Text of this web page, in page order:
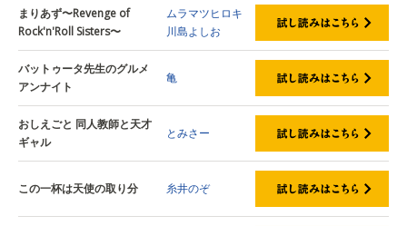
まりあず〜Revenge of
Rock'n'Roll Sisters〜
ムラマツヒロキ
川島よしお
バットゥータ先生のグルメ
アンナイト
亀
おしえごと 同人教師と天才
ギャル
とみさー
この一杯は天使の取り分 糸井のぞ